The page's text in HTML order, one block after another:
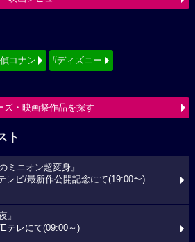
コナン #ディズニー
ズ・映画祭作品を探す
ト
ミニオン超変身』
レビ/最新作公開記念にて(19:00〜)
』
テレにて(09:00～)